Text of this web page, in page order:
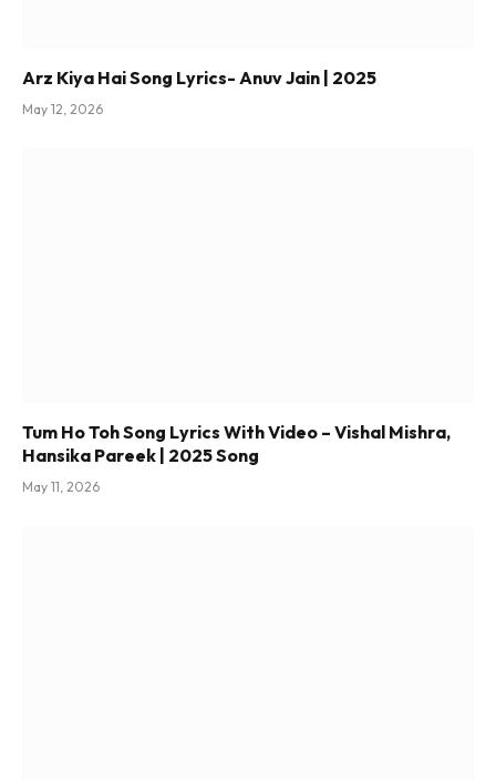
Arz Kiya Hai Song Lyrics- Anuv Jain | 2025
May 12, 2026
Tum Ho Toh Song Lyrics With Video – Vishal Mishra,
Hansika Pareek | 2025 Song
May 11, 2026